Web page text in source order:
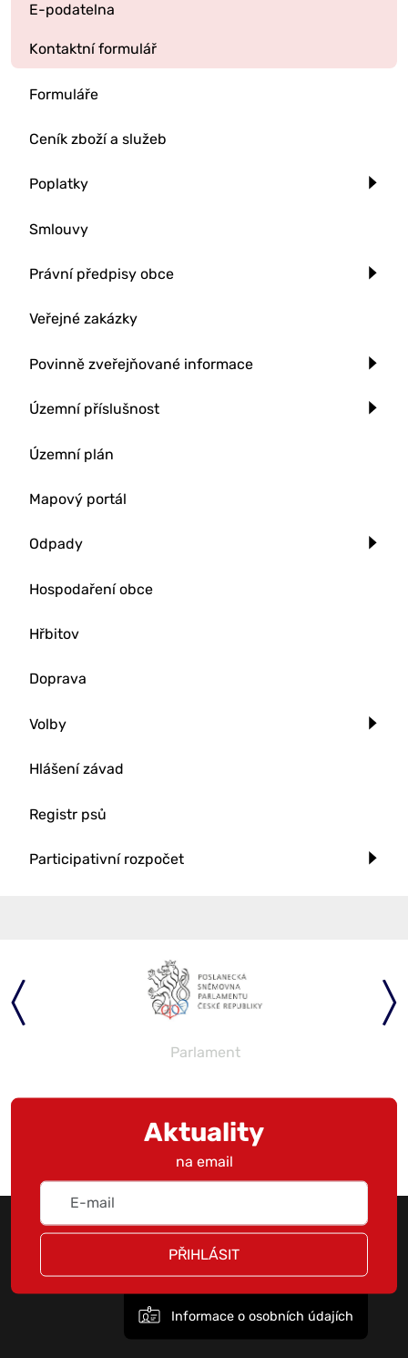
E-podatelna
Kontaktní formulář
Formuláře
Ceník zboží a služeb
Poplatky
Smlouvy
Právní předpisy obce
Veřejné zakázky
Povinně zveřejňované informace
Územní příslušnost
Územní plán
Mapový portál
Odpady
Hospodaření obce
Hřbitov
Doprava
Volby
Hlášení závad
Registr psů
Participativní rozpočet
Parlament
Aktuality
na email
PŘIHLÁSIT
Informace o osobních údajích